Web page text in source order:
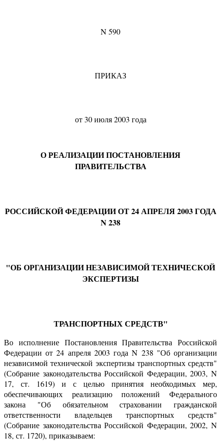
N 590
ПРИКАЗ
от 30 июля 2003 года
О РЕАЛИЗАЦИИ ПОСТАНОВЛЕНИЯ
ПРАВИТЕЛЬСТВА
РОССИЙСКОЙ ФЕДЕРАЦИИ ОТ 24 АПРЕЛЯ 2003 ГОДА
N 238
"ОБ ОРГАНИЗАЦИИ НЕЗАВИСИМОЙ ТЕХНИЧЕСКОЙ
ЭКСПЕРТИЗЫ
ТРАНСПОРТНЫХ СРЕДСТВ"
Во исполнение Постановления Правительства Российской
Федерации от 24 апреля 2003 года N 238 "Об организации
независимой технической экспертизы транспортных средств"
(Собрание законодательства Российской Федерации, 2003, N
17, ст. 1619) и с целью принятия необходимых мер,
обеспечивающих реализацию положений Федерального
закона "Об обязательном страховании гражданской
ответственности владельцев транспортных средств"
(Собрание законодательства Российской Федерации, 2002, N
18, ст. 1720), приказываем: